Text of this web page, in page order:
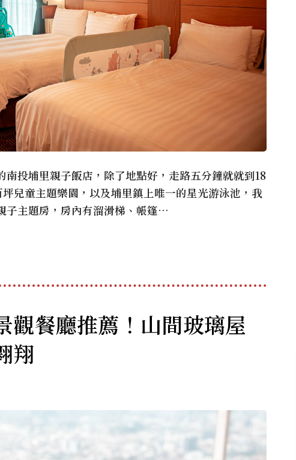
南投埔里親子飯店，除了地點好，走路五分鐘就就到18
兒童主題樂園，以及埔里鎮上唯一的星光游泳池，我
子主題房，房內有溜滑梯、帳篷…
觀餐廳推薦！山間玻璃屋
翔